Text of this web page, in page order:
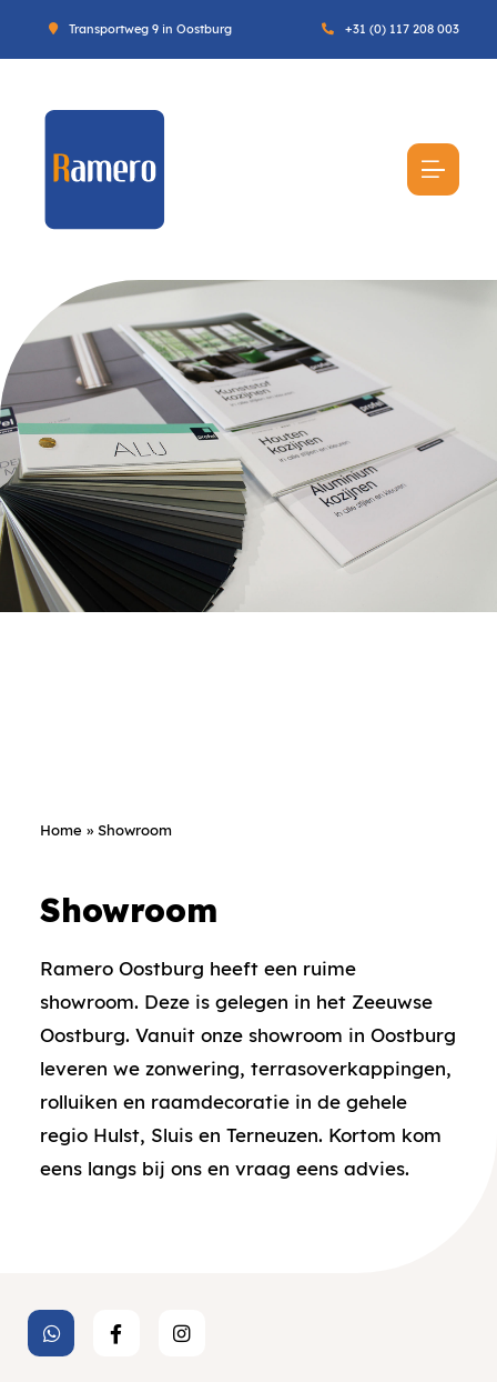
Transportweg 9 in Oostburg +31 (0) 117 208 003
Home » Showroom
Showroom
Ramero Oostburg heeft een ruime
showroom. Deze is gelegen in het Zeeuwse
Oostburg. Vanuit onze showroom in Oostburg
leveren we zonwering, terrasoverkappingen,
rolluiken en raamdecoratie in de gehele
regio Hulst, Sluis en Terneuzen. Kortom kom
eens langs bij ons en vraag eens advies.